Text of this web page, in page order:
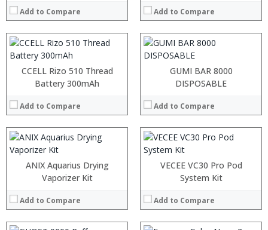
Add to Compare Add to Compare
CCELL Rizo 510 Thread
Battery 300mAh
Add to Compare
:
View Details →
GUMI BAR 8000
DISPOSABLE
Add to Compare
:
View Details →
ANIX Aquarius Drying
Vaporizer Kit
Add to Compare
:
:
View Details →
VECEE VC30 Pro Pod
System Kit
Add to Compare
:
:
View Details →
:
:
View Details →
:
:
View Details →